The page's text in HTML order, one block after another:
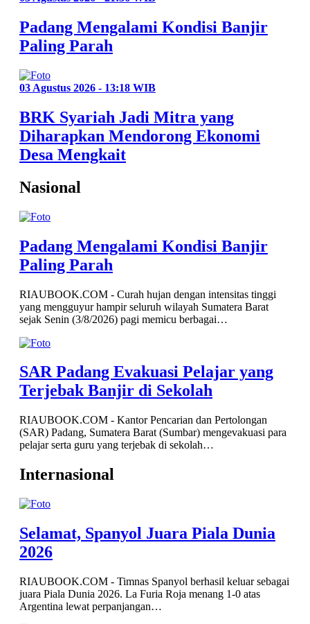
Padang Mengalami Kondisi Banjir
Paling Parah
03 Agustus 2026 - 13:18 WIB
BRK Syariah Jadi Mitra yang
Diharapkan Mendorong Ekonomi
Desa Mengkait
Nasional
Padang Mengalami Kondisi Banjir
Paling Parah
RIAUBOOK.COM - Curah hujan dengan intensitas tinggi
yang mengguyur hampir seluruh wilayah Sumatera Barat
sejak Senin (3/8/2026) pagi memicu berbagai…
SAR Padang Evakuasi Pelajar yang
Terjebak Banjir di Sekolah
RIAUBOOK.COM - Kantor Pencarian dan Pertolongan
(SAR) Padang, Sumatera Barat (Sumbar) mengevakuasi para
pelajar serta guru yang terjebak di sekolah…
Internasional
Selamat, Spanyol Juara Piala Dunia
2026
RIAUBOOK.COM - Timnas Spanyol berhasil keluar sebagai
juara Piala Dunia 2026. La Furia Roja menang 1-0 atas
Argentina lewat perpanjangan…